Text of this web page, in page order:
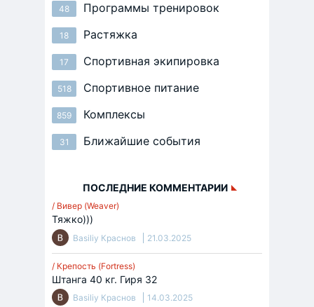
48 Программы тренировок
18 Растяжка
17 Спортивная экипировка
518 Спортивное питание
859 Комплексы
31 Ближайшие события
ПОСЛЕДНИЕ КОММЕНТАРИИ
/ Вивер (Weaver)
Тяжко)))
Basiliy Краснов 21.03.2025
/ Крепость (Fortress)
Штанга 40 кг. Гиря 32
Basiliy Краснов 14.03.2025